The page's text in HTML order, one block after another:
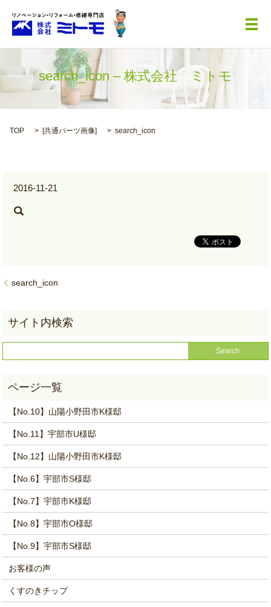
メ
search_icon – 株式会社 ミトモ
TOP [共通パーツ画像] search_icon
2016-11-21
search_icon
【No.10】山陽小野田市K様邸
【No.11】宇部市U様邸
【No.12】山陽小野田市K様邸
【No.6】宇部市S様邸
【No.7】宇部市K様邸
【No.8】宇部市O様邸
【No.9】宇部市S様邸
お客様の声
くすのきチップ